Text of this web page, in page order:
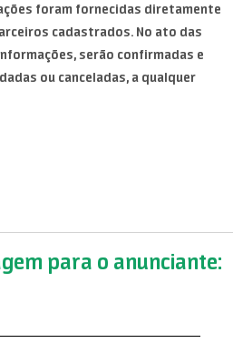
foram fornecidas diretamente
cadastrados. No ato das
serão confirmadas e
ou canceladas, a qualquer
para o anunciante: